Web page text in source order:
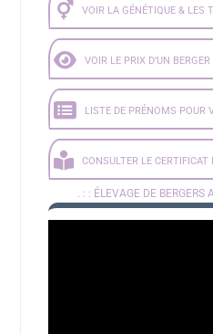
VOIR LA GÉNÉTIQUE & LES
VOIR LE PRIX D’UN
LISTE DE PRÉNOMS POUR
CONSULTER LE CERTIFICAT
. : : ÉLEVAGE DE BERGERS